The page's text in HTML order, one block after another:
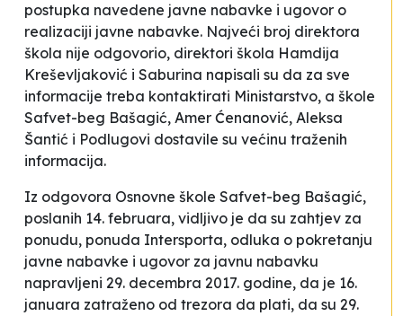
postupka navedene javne nabavke i ugovor o
realizaciji javne nabavke. Najveći broj direktora
škola nije odgovorio, direktori škola Hamdija
Kreševljaković i Saburina napisali su da za sve
informacije treba kontaktirati Ministarstvo, a škole
Safvet-beg Bašagić, Amer Ćenanović, Aleksa
Šantić i Podlugovi dostavile su većinu traženih
informacija.
Iz odgovora Osnovne škole Safvet-beg Bašagić,
poslanih 14. februara, vidljivo je da su zahtjev za
ponudu, ponuda Intersporta, odluka o pokretanju
javne nabavke i ugovor za javnu nabavku
napravljeni 29. decembra 2017. godine, da je 16.
januara zatraženo od trezora da plati, da su 29.